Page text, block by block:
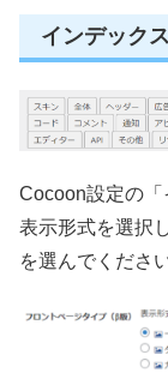
インデックス
Cocoon設定の
表示形式を選択
を選んでください